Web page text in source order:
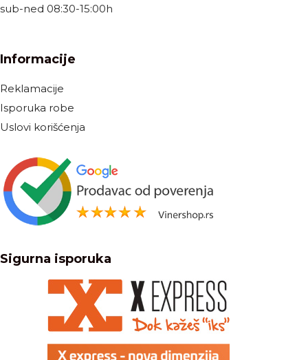
sub-ned 08:30-15:00h
Informacije
Reklamacije
Isporuka robe
Uslovi korišćenja
Sigurna isporuka